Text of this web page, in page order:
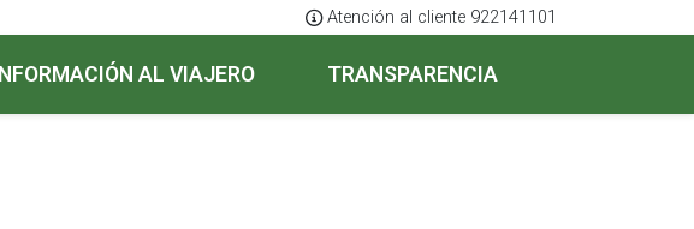
Atención al cliente 922141101
INFORMACIÓN AL VIAJERO TRANSPARENCIA